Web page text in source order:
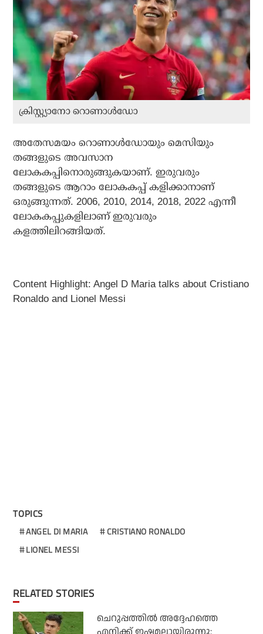
ക്രിസ്റ്റ്യാനോ റൊണാൾഡോ
അതേസമയം റൊണാള്‍ഡോയും മെസിയും
തങ്ങളുടെ അവസാന
ലോകകപ്പിനൊരുങ്ങുകയാണ്. ഇരുവരും
തങ്ങളുടെ ആറാം ലോകകപ്പ് കളിക്കാനാണ്
ഒരുങ്ങുന്നത്. 2006, 2010, 2014, 2018, 2022 എന്നീ
ലോകകപ്പുകളിലാണ് ഇരുവരും
കളത്തിലിറങ്ങിയത്.
Content Highlight: Angel D Maria talks about Cristiano
Ronaldo and Lionel Messi
TOPICS
ANGEL DI MARIA
CRISTIANO RONALDO
LIONEL MESSI
RELATED STORIES
ചെറുപ്പത്തില്‍ അദ്ദേഹത്തെ